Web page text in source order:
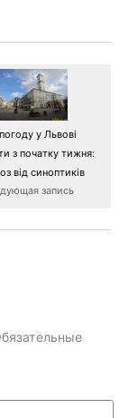
у Львові
з початку тижня:
від синоптиків
запись